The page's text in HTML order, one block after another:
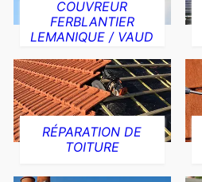
COUVREUR
FERBLANTIER
LEMANIQUE / VAUD
RÉPARATION DE
TOITURE